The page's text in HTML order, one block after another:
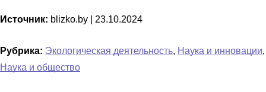
Источник: blizko.by | 23.10.2024
Рубрика: Экологическая деятельность, Наука и инновации,
Наука и общество